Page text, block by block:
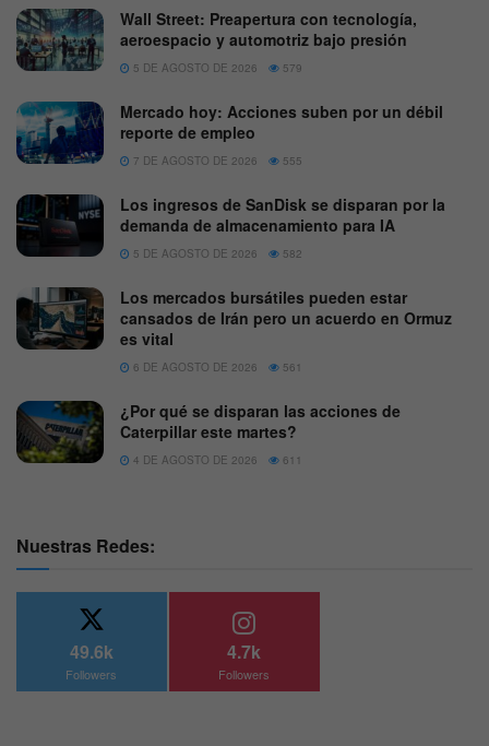
Wall Street: Preapertura con tecnología,
aeroespacio y automotriz bajo presión
5 DE AGOSTO DE 2026 579
Mercado hoy: Acciones suben por un débil
reporte de empleo
7 DE AGOSTO DE 2026 555
Los ingresos de SanDisk se disparan por la
demanda de almacenamiento para IA
5 DE AGOSTO DE 2026 582
Los mercados bursátiles pueden estar
cansados de Irán pero un acuerdo en Ormuz
es vital
6 DE AGOSTO DE 2026 561
¿Por qué se disparan las acciones de
Caterpillar este martes?
4 DE AGOSTO DE 2026 611
Nuestras Redes:
49.6k
Followers
4.7k
Followers